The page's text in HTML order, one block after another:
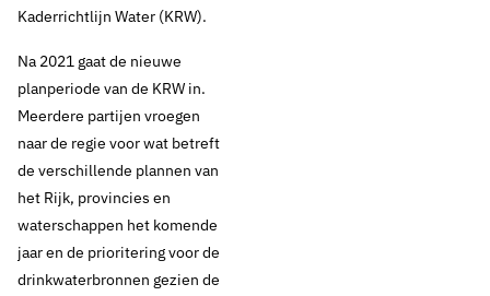
Kaderrichtlijn Water (KRW).
Na 2021 gaat de nieuwe
planperiode van de KRW in.
Meerdere partijen vroegen
naar de regie voor wat betreft
de verschillende plannen van
het Rijk, provincies en
waterschappen het komende
jaar en de prioritering voor de
drinkwaterbronnen gezien de